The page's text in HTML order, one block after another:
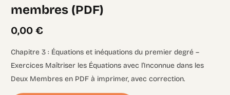
membres (PDF)
0,00€
Chapitre 3 : Équations et inéquations du premier degré –
Exercices Maîtriser les Équations avec l’Inconnue dans les
Deux Membres en PDF à imprimer, avec correction.